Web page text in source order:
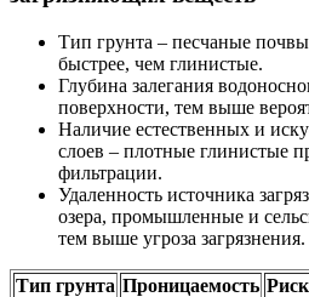
Тип грунта – песчаные
быстрее, чем глинистые.
Глубина залегания
поверхности, тем выше
Наличие естественных и
слоев – плотные глинистые
фильтрации.
Удаленность источника
озера, промышленные и
тем выше угроза загрязнения.
Тип грунта Проницаемость